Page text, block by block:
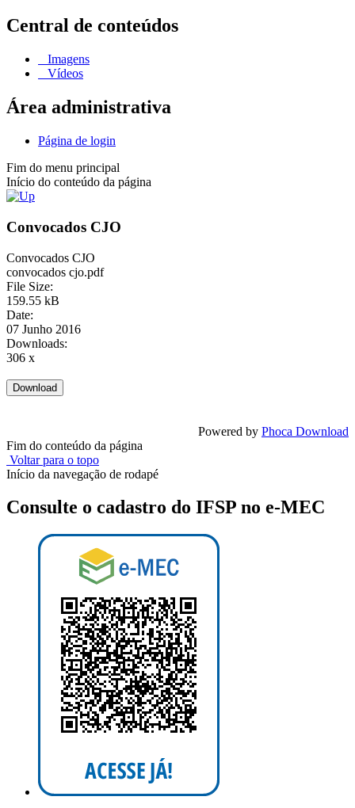
Central de conteúdos
Imagens
Vídeos
Área administrativa
Página de login
Fim do menu principal
Início do conteúdo da página
Convocados CJO
Convocados CJO
convocados cjo.pdf
File Size:
159.55 kB
Date:
07 Junho 2016
Downloads:
306 x
Powered by Phoca Download
Fim do conteúdo da página
Voltar para o topo
Início da navegação de rodapé
Consulte o cadastro do IFSP no e-MEC